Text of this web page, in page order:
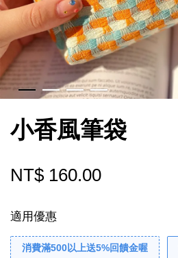
小香風筆袋
NT$ 160.00
適用優惠
消費滿500以上送5%回饋金喔